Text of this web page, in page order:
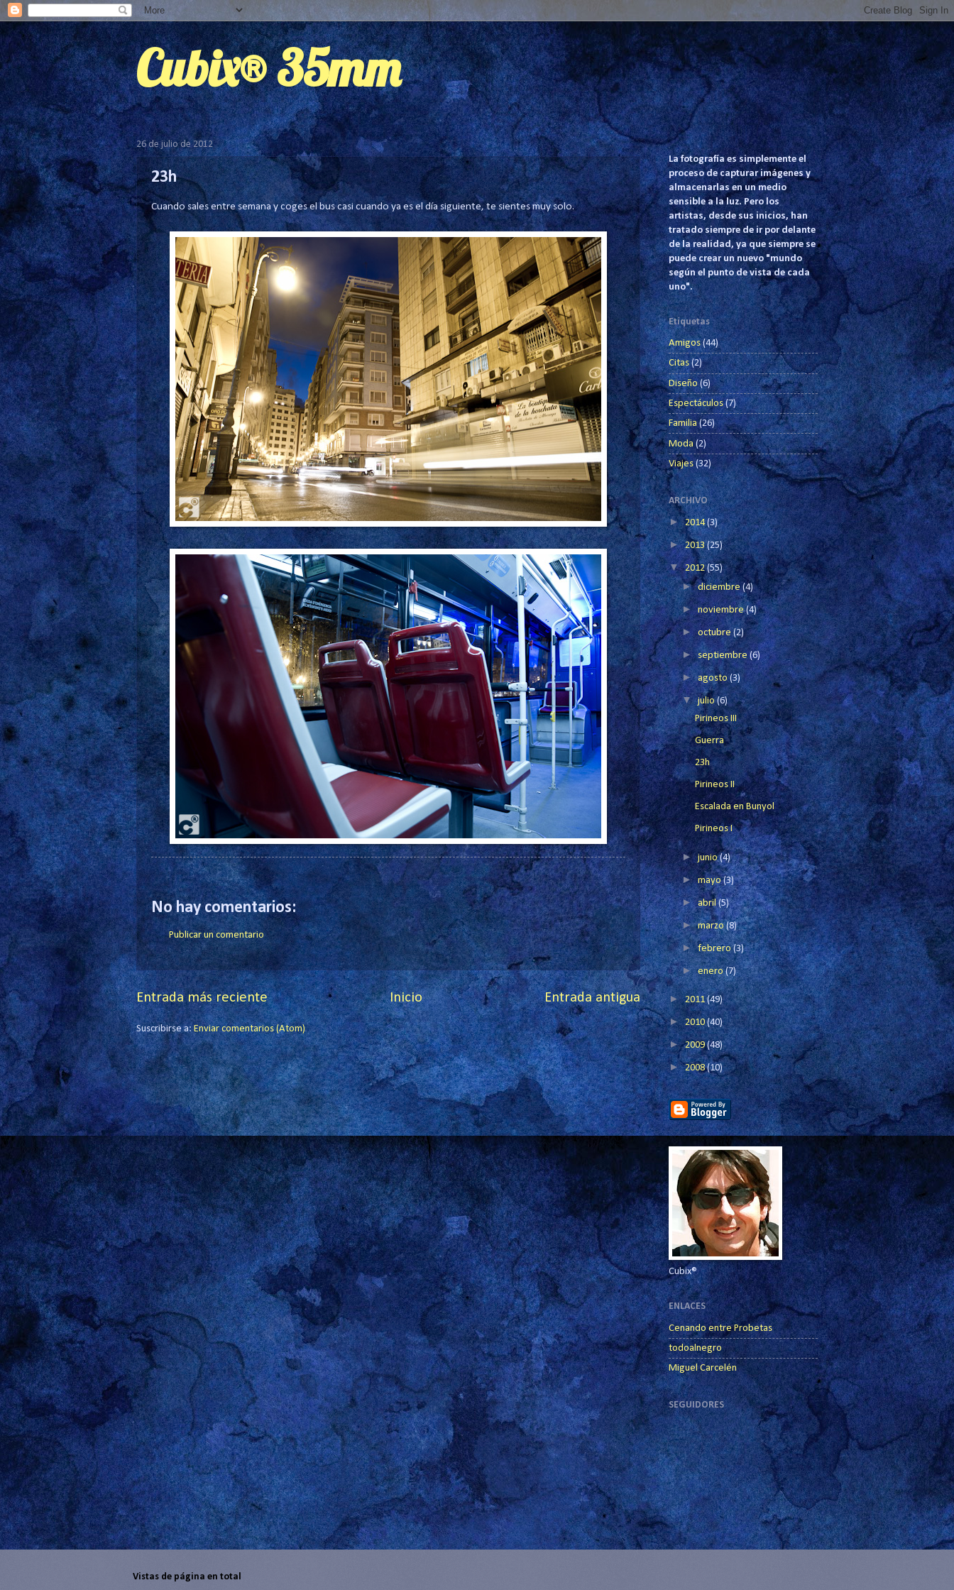
Cubix® 35mm
26 de julio de 2012
23h
Cuando sales entre semana y coges el bus casi cuando ya es el día siguiente, te sientes muy solo.
No hay comentarios:
Publicar un comentario
Entrada más reciente Entrada antigua
Inicio
Suscribirse a:Enviar comentarios (Atom)
La fotografía es simplemente el
proceso de capturar imágenes y
almacenarlas en un medio
sensible a la luz. Pero los
artistas, desde sus inicios, han
tratado siempre de ir por delante
de la realidad, ya que siempre se
puede crear un nuevo "mundo
según el punto de vista de cada
uno".
Etiquetas
Amigos (44)
Citas (2)
Diseño (6)
Espectáculos (7)
Familia (26)
Moda (2)
Viajes (32)
ARCHIVO
►2014(3)
►2013(25)
▼2012(55)
►diciembre(4)
►noviembre(4)
►octubre(2)
►septiembre (6)
►agosto(3)
▼julio(6)
Pirineos III
Guerra
23h
Pirineos II
Escalada en Bunyol
Pirineos I
►junio(4)
►mayo(3)
►abril(5)
►marzo(8)
►febrero(3)
►enero(7)
►2011(49)
►2010(40)
►2009(48)
►2008(10)
Cubix®
ENLACES
Cenando entre Probetas
todoalnegro
Miguel Carcelén
SEGUIDORES
Vistas de página en total